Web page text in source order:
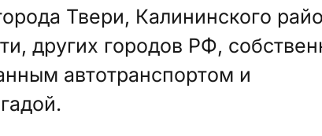
Твери, Калининского
других городов РФ,
автотранспортом и